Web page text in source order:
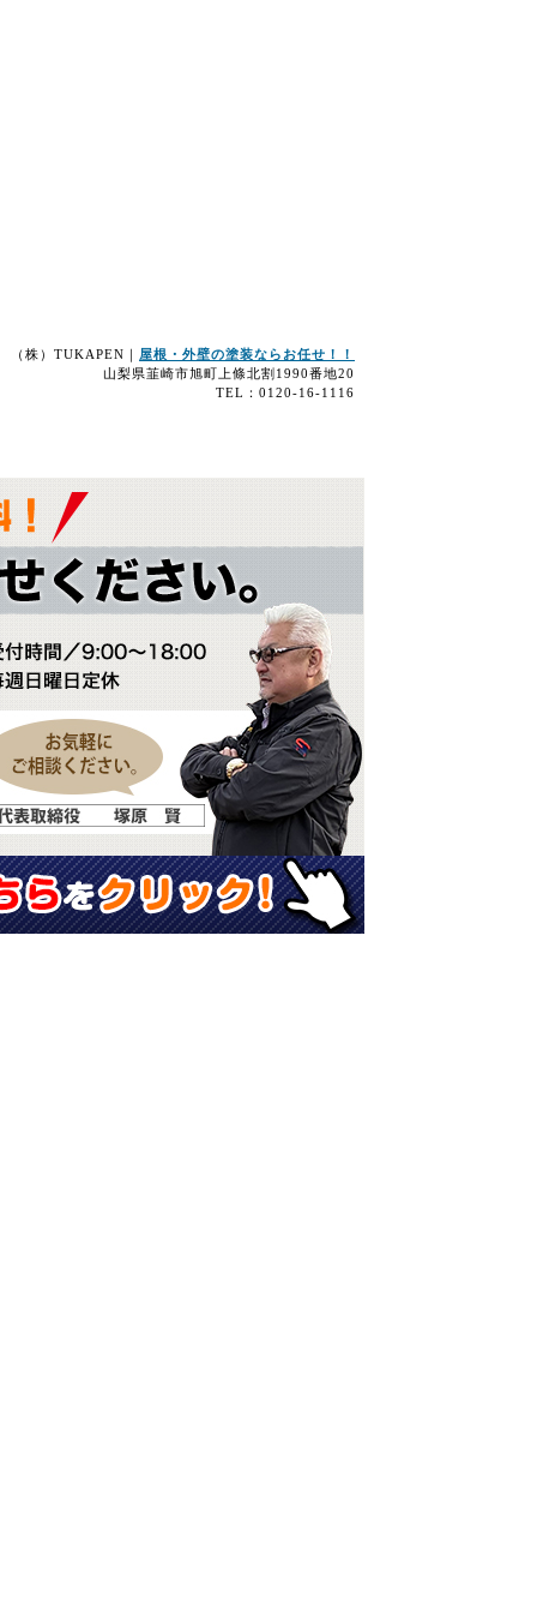
（株）TUKAPEN｜ 屋根・外壁の塗装ならお任せ！！
山梨県韮崎市旭町上條北割1990番地20
TEL：0120-16-1116